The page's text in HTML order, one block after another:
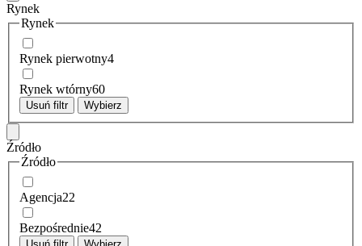
Rynek
Rynek
Rynek pierwotny4
Rynek wtórny60
Usuń filtr Wybierz
Źródło
Źródło
Agencja22
Bezpośrednie42